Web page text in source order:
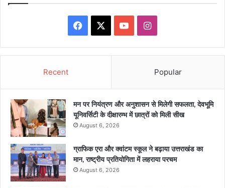
Facebook YouTubeInstagram
Recent Popular
मन पर नियंत्रण और अनुशासन से मिलेगी सफलता, देवभूमि
यूनिवर्सिटी के दीक्षारम्भ में छात्रों को मिली सीख
August 6, 2026
ग्राफिक एरा और क्वांटम स्कूल ने बढ़ाया उत्तराखंड का
मान, राष्ट्रीय प्रतियोगिता में लहराया परचम
August 6, 2026